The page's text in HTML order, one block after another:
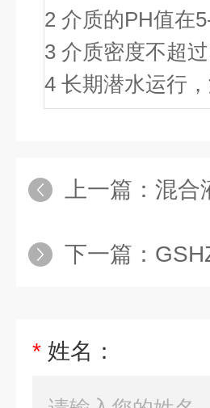
2 介质的PH值在
3 介质密度不超
4 长期潜水运行
上一篇： 混合
下一篇：
* 姓名：